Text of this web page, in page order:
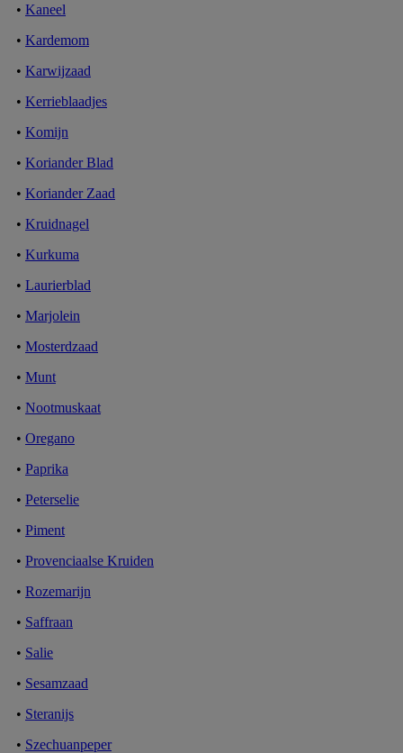
• Kaneel
• Kardemom
• Karwijzaad
• Kerrieblaadjes
• Komijn
• Koriander Blad
• Koriander Zaad
• Kruidnagel
• Kurkuma
• Laurierblad
• Marjolein
• Mosterdzaad
• Munt
• Nootmuskaat
• Oregano
• Paprika
• Peterselie
• Piment
• Provenciaalse Kruiden
• Rozemarijn
• Saffraan
• Salie
• Sesamzaad
• Steranijs
• Szechuanpeper